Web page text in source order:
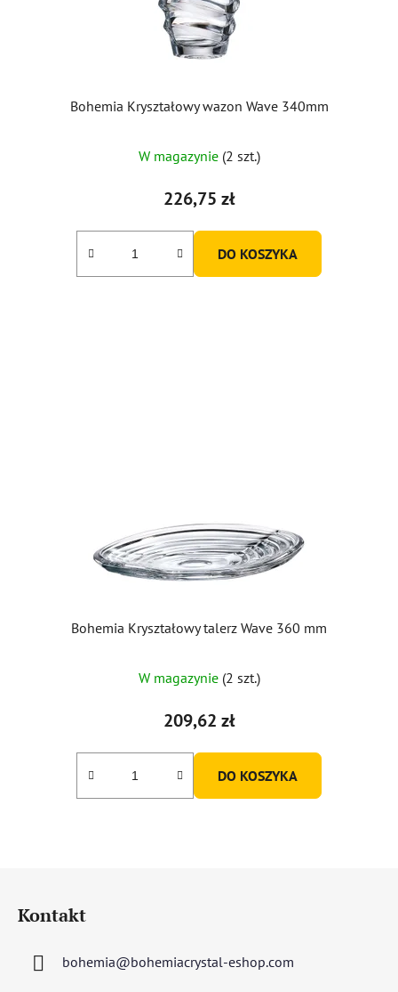
Bohemia Kryształowy wazon Wave 340mm
W magazynie (2 szt.)
226,75 zł
DO KOSZYKA
Bohemia Kryształowy talerz Wave 360 ​​mm
W magazynie (2 szt.)
209,62 zł
DO KOSZYKA
Kontakt
bohemia@bohemiacrystal-eshop.com